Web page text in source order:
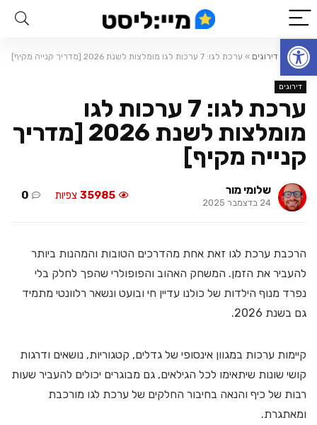
פתח סרגל נגישות
ראשי דירוגים » ערכת לגו: 7 ערכות לגו מומלצות לשנת 2026 [מדריך קנייה מקיף]
דירוגים
ערכת לגו: 7 ערכות לגו
מומלצות לשנת 2026 [מדריך
קנייה מקיף]
שלומי מור
24 בדצמבר 2025
35985 צפיות 0
הרכבת ערכת לגו זאת אחת מהדרכים הטובות והמהנות ביותר
להעביר את הזמן. המשחק האהוב והפופולרי שהפך לחלק בלי
נפרד מנוף הילדות של כולנו עדיין חי ובועט ונשאר רלוונטי מתמיד
גם בשנת 2026.
קיימות ערכות במגוון אינסופי של גדלים, קטגוריות, נושאים ודרגות
קושי שונות שיתאימו לכל הגילאים, גם מבוגרים יכולים להעביר שעות
רבות של כיף והנאה בחיבור החלקים של ערכת לגו מורכבת
ומאתגרת.